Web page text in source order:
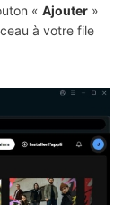
« Ajouter »
à votre file